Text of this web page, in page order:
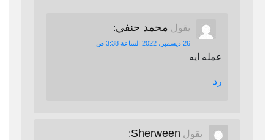
يقول محمد حنفي:
26 ديسمبر، 2022 الساعة 3:38 ص
عمله ايه
رد
يقول Sherween
: